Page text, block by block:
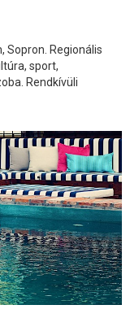
Sopron. Regionális
sport,
Rendkívüli